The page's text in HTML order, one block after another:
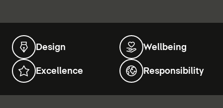
Design Wellbeing
Excellence Responsibility